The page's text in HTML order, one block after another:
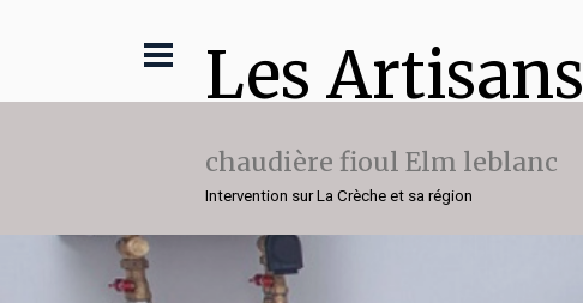
Les Artisans
chaudière fioul Elm leblanc
Intervention sur La Crèche et sa région